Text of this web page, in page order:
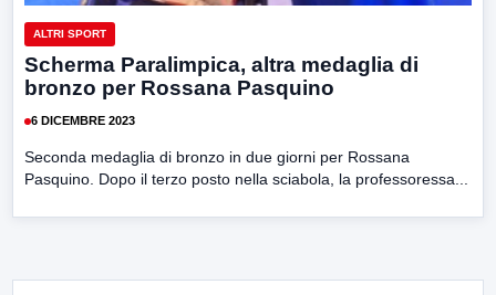
ALTRI SPORT
Scherma Paralimpica, altra medaglia di
bronzo per Rossana Pasquino
6 DICEMBRE 2023
Seconda medaglia di bronzo in due giorni per Rossana
Pasquino. Dopo il terzo posto nella sciabola, la professoressa...